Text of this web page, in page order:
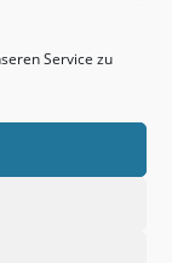
Service zu